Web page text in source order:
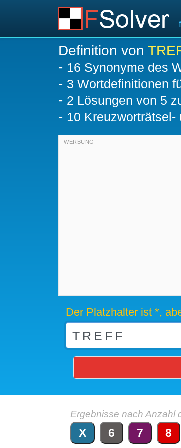
Definition von
- 16 Synonyme des
- 3 Wortdefinitionen
- 2 Lösungen von 5
- 10
Der Platzhalter ist *,
Ergebnisse nach Anzahl
X 6 7 8